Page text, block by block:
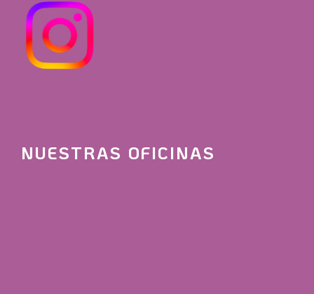
NUESTRAS OFICINAS